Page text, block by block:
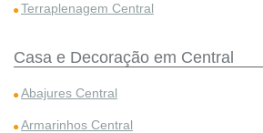
Terraplenagem Central
Casa e Decoração em Central
Abajures Central
Armarinhos Central